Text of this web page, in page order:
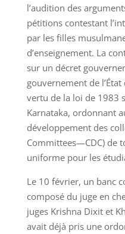
l’audition des
pétitions contestant
par les filles
d’enseignement. La
sur un décret
gouvernement de
vertu de la loi de 1983
Karnataka, ordonnant
développement des
Committees—CDC) de
uniforme pour les
Le 10 février, un banc
composé du juge en
juges Krishna Dixit et
avait déjà pris une